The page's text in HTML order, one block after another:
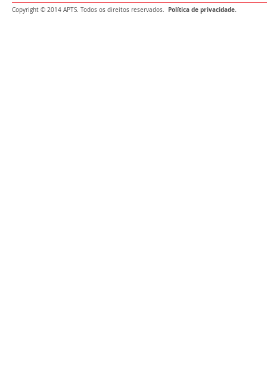
Copyright © 2014 APTS. Todos os direitos reservados. Política de privacidade.